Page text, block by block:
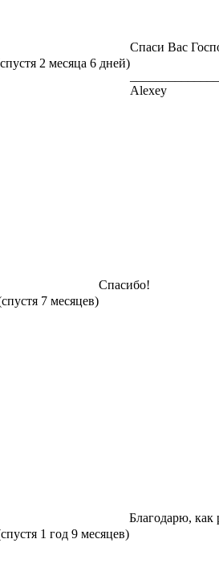
2 месяца 6 дней)
Спаси Вас
Alexey
7 месяцев)
Спасибо!
1 год 9 месяцев)
Благодарю, как